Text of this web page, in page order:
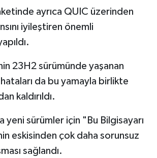
ayrıca QUIC üzerinden
iyileştiren önemli
23H2 sürümünde yaşanan
da bu yamayla birlikte
kaldırıldı.
yeni sürümler için "Bu Bilgisayarı
eskisinden çok daha sorunsuz
sağlandı.